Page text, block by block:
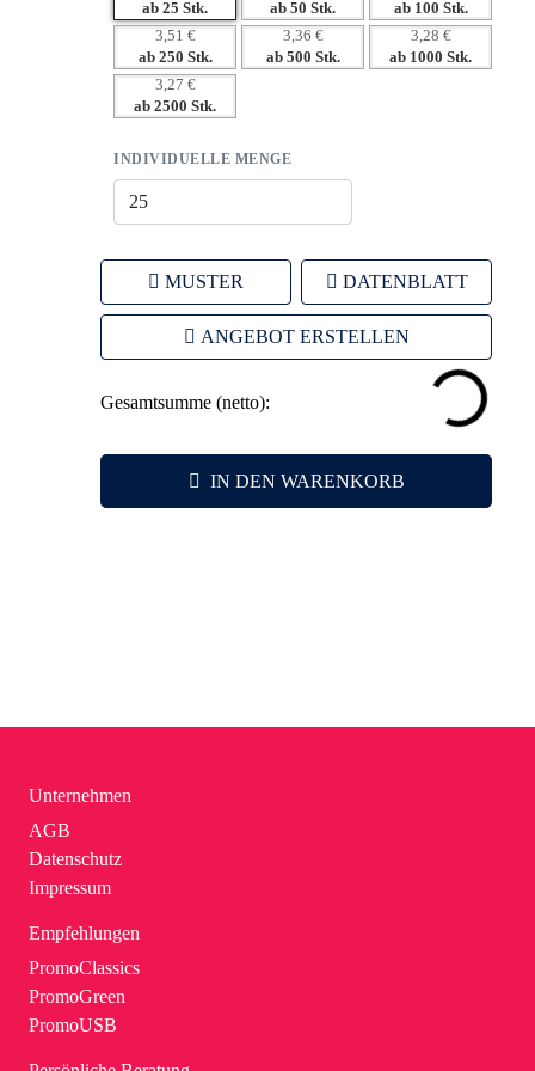
– Vielseitige Werbeanbringung sorgt für starke
Markenpräsenz.
– Langlebigkeit gewährleistet eine langfristige Sichtbarkeit
Ihrer Werbung.
ab 25 Stk. ab 50 Stk. ab 100 Stk.
3,51 €
ab 250 Stk.
3,36 €
ab 500 Stk.
3,28 €
ab 1000 Stk.
3,27 €
ab 2500 Stk.
INDIVIDUELLE MENGE
MUSTER DATENBLATT
ANGEBOT ERSTELLEN
Gesamtsumme (netto):
IN DEN WARENKORB
Unternehmen
AGB
Datenschutz
Impressum
Empfehlungen
PromoClassics
PromoGreen
PromoUSB